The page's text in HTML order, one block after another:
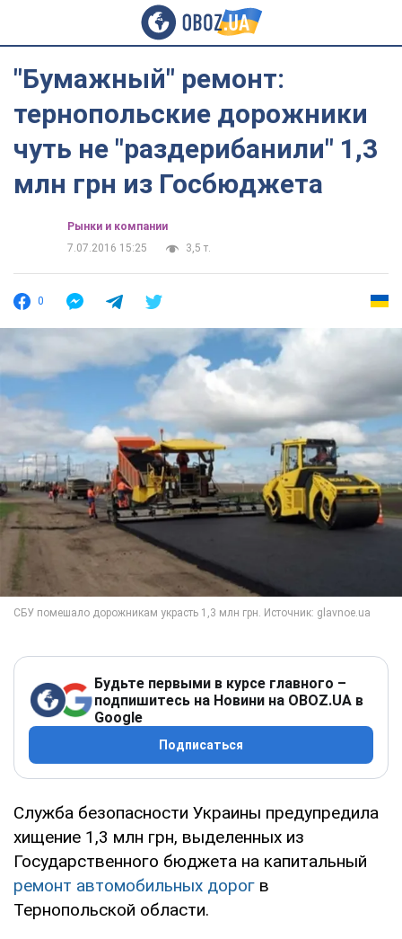
"Бумажный" ремонт:
тернопольские дорожники
чуть не "раздерибанили" 1,3
млн грн из Госбюджета
Рынки и компании
7.07.2016 15:25
3,5 т.
0
Будьте первыми в курсе главного –
подпишитесь на Новини на OBOZ.UA в
Google
Подписаться
Служба безопасности Украины предупредила
хищение 1,3 млн грн, выделенных из
Государственного бюджета на капитальный
ремонт автомобильных дорог в
Тернопольской области.